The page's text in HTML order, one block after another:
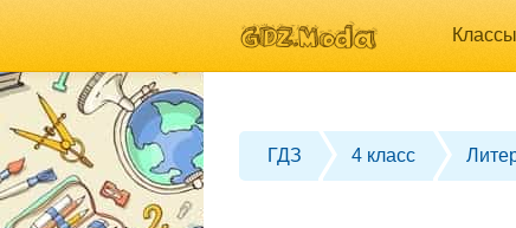
Классы
ГДЗ 4 класс